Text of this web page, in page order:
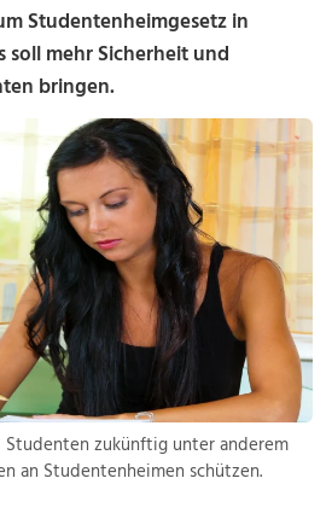
Studentenheimgesetz in
soll mehr Sicherheit und
bringen.
Studenten zukünftig unter anderem
an Studentenheimen schützen.